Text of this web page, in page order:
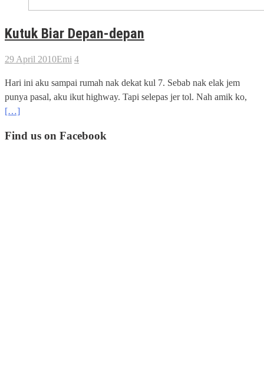
Kutuk Biar Depan-depan
29 April 2010Emi 4
Hari ini aku sampai rumah nak dekat kul 7. Sebab nak elak jem
punya pasal, aku ikut highway. Tapi selepas jer tol. Nah amik ko,
[…]
Find us on Facebook